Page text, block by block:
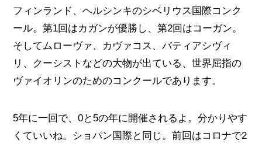
フィンランド、ヘルシンキのシベリウス国際コンク
ール。第1回はカガンが優勝し、第2回はコーガン。
そしてムローヴァ、カヴァコス、バティアシヴィ
リ、クーシストなどの大物が出ている、世界屈指の
ヴァイオリンのためのコンクールであります。
5年に一回で、0と5の年に開催されるよ。分かりやす
くていいね。ショパン国際と同じ。前回はコロナで2